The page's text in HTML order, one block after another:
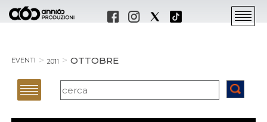
EVENTI 2011 OTTOBRE